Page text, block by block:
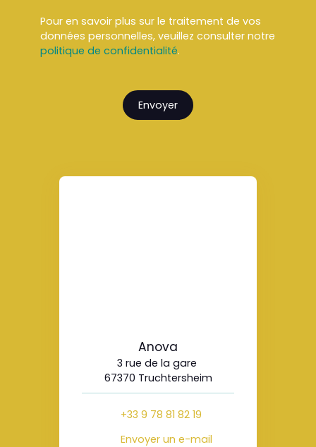
Pour en savoir plus sur le traitement de vos
données personnelles, veuillez consulter notre
politique de confidentialité.
Envoyer
Anova
3 rue de la gare
67370 Truchtersheim
+33 9 78 81 82 19
Envoyer un e-mail